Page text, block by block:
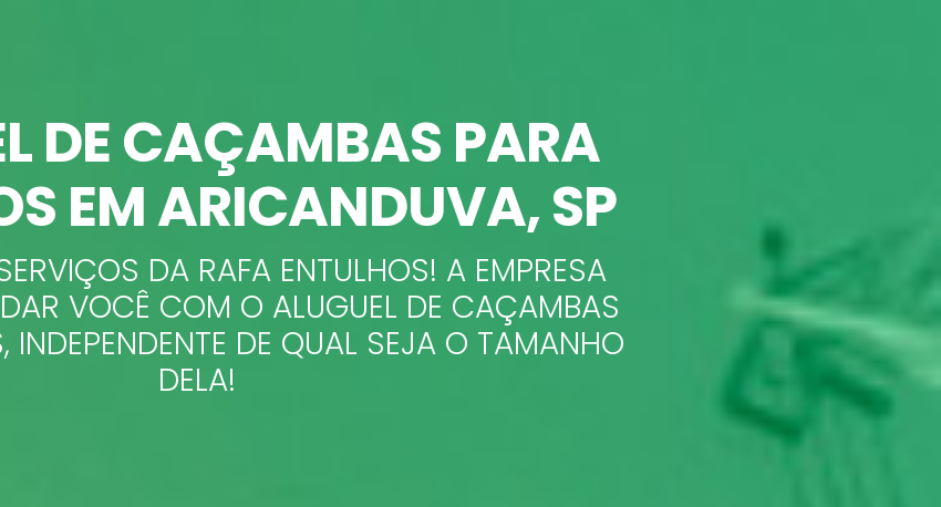
DE CAÇAMBAS PARA
EM ARICANDUVA, SP
DA RAFA ENTULHOS! A EMPRESA
VOCÊ COM O ALUGUEL DE CAÇAMBAS
INDEPENDENTE DE QUAL SEJA O TAMANHO
DELA!